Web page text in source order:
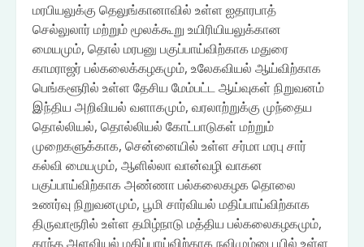
மரபியலுக்கு தெலுங்கானாவில் உள்ள ஐதாரபாத்
செல்லுலார் மற்றும் மூலக்கூறு உயிரியியலுக்கான
மையமும், தொல் மரபனு பகுப்பாய்விற்காக மதுரை
காமராஜர் பல்கலைக்கழகமும், உலேகவியல் ஆய்விற்காக
பெங்களூரில் உள்ள தேசிய மேம்பட்ட ஆய்வுகள் நிறுவனம்
இந்திய அறிவியல் வளாகமும், வரலாற்றுக்கு முந்தைய
தொல்லியல், தொல்லியல் கோட்பாடுகள் மற்றும்
முறைகளுக்காக, சென்னையில் உள்ள சர்மா மரபு சார்
கல்வி மையமும், ஆளில்லா வான்வழி வாகன
பகுப்பாய்விற்காக அண்ணா பல்கலைகழக தொலை
உணர்வு நிறுவனமும், பூமி சார்வியல் மதிப்பாய்விற்காக
திருவாரூரில் உள்ள தமிழ்நாடு மத்திய பல்கலைகழகமும்,
காந்த அளவியல் மதிப்பாய்விற்காக நவிமும்பை யில் உள்ள